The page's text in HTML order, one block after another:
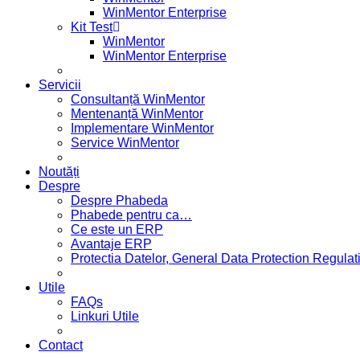
WinMentor Enterprise
Kit Test
WinMentor
WinMentor Enterprise
Servicii
Consultanță WinMentor
Mentenanță WinMentor
Implementare WinMentor
Service WinMentor
Noutăți
Despre
Despre Phabeda
Phabede pentru ca…
Ce este un ERP
Avantaje ERP
Protectia Datelor, General Data Protection
Utile
FAQs
Linkuri Utile
Contact